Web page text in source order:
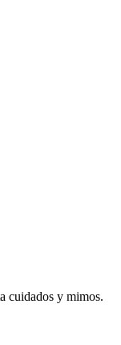
cuidados y mimos.